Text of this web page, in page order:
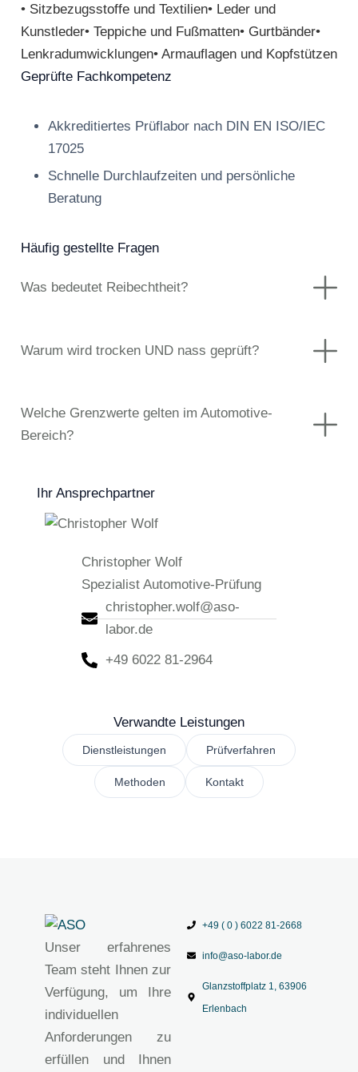
• Sitzbezugsstoffe und Textilien• Leder und
Kunstleder• Teppiche und Fußmatten• Gurtbänder•
Lenkradumwicklungen• Armauflagen und Kopfstützen
Geprüfte Fachkompetenz
Akkreditiertes Prüflabor nach DIN EN ISO/IEC
17025
Schnelle Durchlaufzeiten und persönliche
Beratung
Häufig gestellte Fragen
Was bedeutet Reibechtheit?
Warum wird trocken UND nass geprüft?
Welche Grenzwerte gelten im Automotive-
Bereich?
Ihr Ansprechpartner
Christopher Wolf
Spezialist Automotive-Prüfung
christopher.wolf@aso-
labor.de
+49 6022 81-2964
Verwandte Leistungen
Dienstleistungen Prüfverfahren
Methoden Kontakt
Unser erfahrenes
Team steht Ihnen zur
Verfügung, um Ihre
individuellen
Anforderungen zu
erfüllen und Ihnen
+49 ( 0 ) 6022 81-2668
info@aso-labor.de
Glanzstoffplatz 1, 63906
Erlenbach